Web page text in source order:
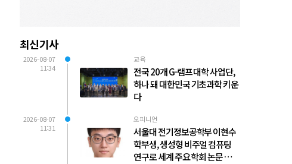
최신기사
2026-08-07
11:34
교육
전국 20개 G-램프 대학 사업단,
하나 돼 대한민국 기초과학 키운
다
2026-08-07
11:31
오피니언
서울대 전기정보공학부 이현수
학부생, 생성형 비주얼 컴퓨팅
연구로 세계 주요 학회 논문 다수